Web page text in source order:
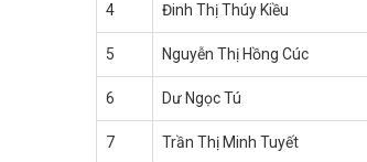
4 Đinh Thị Thúy Kiều
5 Nguyễn Thị Hồng Cúc
6 Dư Ngọc Tú
7 Trần Thị Minh Tuyết